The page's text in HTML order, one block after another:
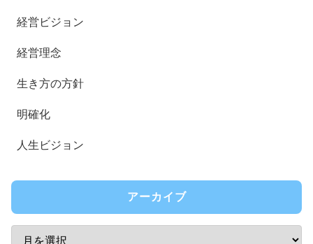
経営ビジョン
経営理念
生き方の方針
明確化
人生ビジョン
アーカイブ